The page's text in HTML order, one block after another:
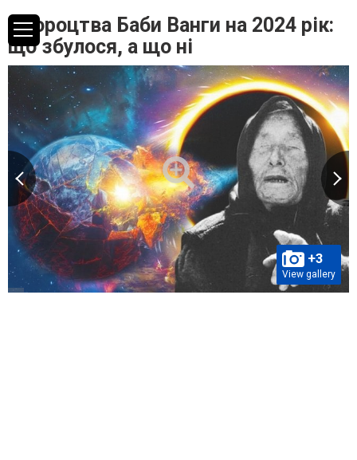
Пророцтва Баби Ванги на 2024 рік:
що збулося, а що ні
+3
View gallery